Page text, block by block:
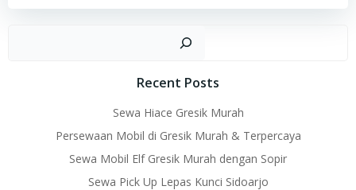
Recent Posts
Sewa Hiace Gresik Murah
Persewaan Mobil di Gresik Murah & Terpercaya
Sewa Mobil Elf Gresik Murah dengan Sopir
Sewa Pick Up Lepas Kunci Sidoarjo